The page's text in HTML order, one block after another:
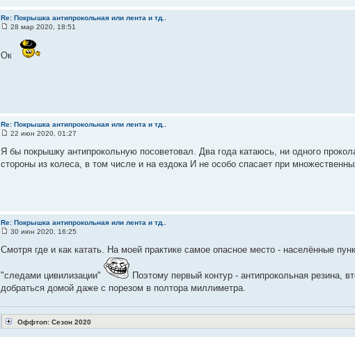
Re: Покрышка антипрокольная или лента и тд..
28 мар 2020, 18:51
Ок
Re: Покрышка антипрокольная или лента и тд..
22 июн 2020, 01:27
Я бы покрышку антипрокольную посоветовал. Два года катаюсь, ни одного
стороны из колеса, в том числе и на ездока И не особо спасает при
Re: Покрышка антипрокольная или лента и тд..
30 июн 2020, 16:25
Смотря где и как катать. На моей практике самое опасное место - населённые
"следами цивилизации"
Поэтому первый контур - антипрокольная резина,
добраться домой даже с порезом в полтора миллиметра.
Оффтоп: Сезон 2020